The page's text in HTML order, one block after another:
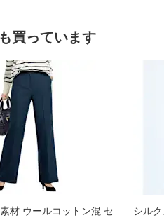
買っています
材 ウールコットン混 セ
シル